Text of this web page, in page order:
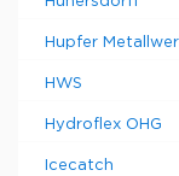
Hupfer
HWS
Hydroflex OHG
Icecatch